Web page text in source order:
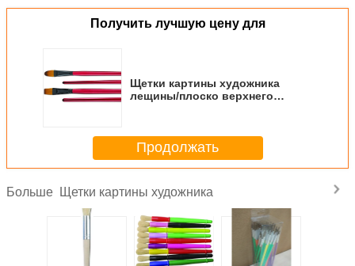
Получить лучшую цену для
Щетки картины художника
лещины/плоско верхнего
Продолжать
Больше Щетки картины художника